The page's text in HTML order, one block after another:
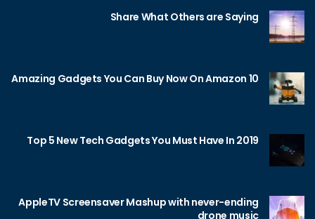
Share What Others are Saying
10 Amazing Gadgets You Can Buy Now On Amazon
Top 5 New Tech Gadgets You Must Have In 2019
AppleTV Screensaver Mashup with never-ending
drone music